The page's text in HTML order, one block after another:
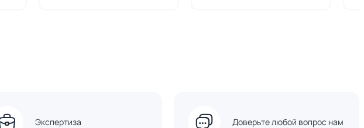
Экспертиза Доверьте любой вопрос нам